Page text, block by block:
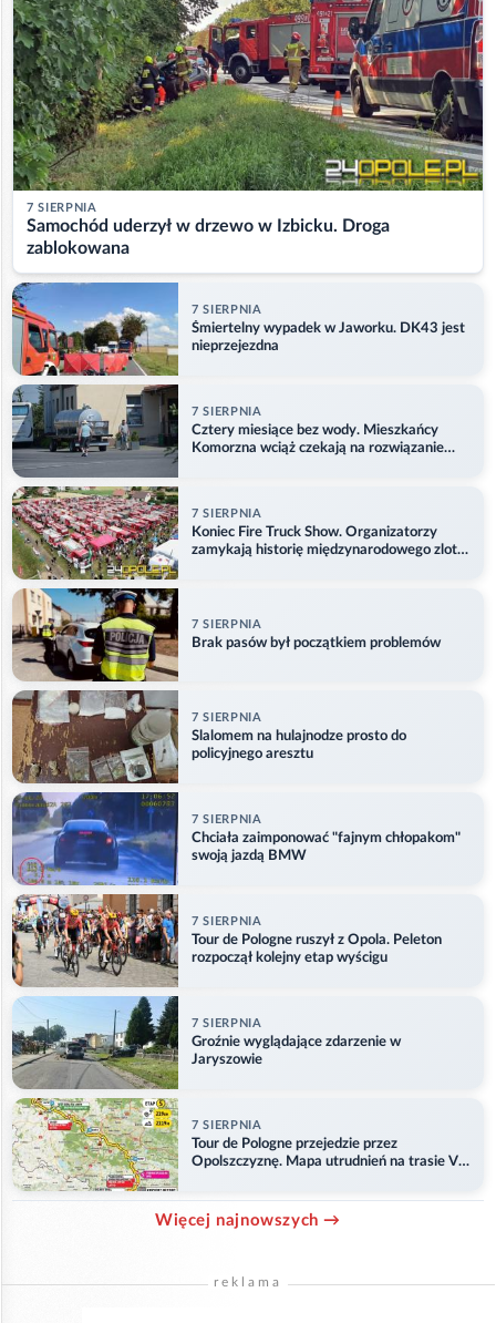
7 SIERPNIA
Samochód uderzył w drzewo w Izbicku. Droga
zablokowana
7 SIERPNIA
Śmiertelny wypadek w Jaworku. DK43 jest
nieprzejezdna
7 SIERPNIA
Cztery miesiące bez wody. Mieszkańcy
Komorzna wciąż czekają na rozwiązanie
7 SIERPNIA
Koniec Fire Truck Show. Organizatorzy
zamykają historię międzynarodowego zlotu
7 SIERPNIA
Brak pasów był początkiem problemów
7 SIERPNIA
Slalomem na hulajnodze prosto do
policyjnego aresztu
7 SIERPNIA
Chciała zaimponować "fajnym chłopakom"
swoją jazdą BMW
7 SIERPNIA
Tour de Pologne ruszył z Opola. Peleton
rozpoczął kolejny etap wyścigu
7 SIERPNIA
Groźnie wyglądające zdarzenie w
Jaryszowie
7 SIERPNIA
Tour de Pologne przejedzie przez
Opolszczyznę. Mapa utrudnień na trasie V
Więcej najnowszych →
reklama